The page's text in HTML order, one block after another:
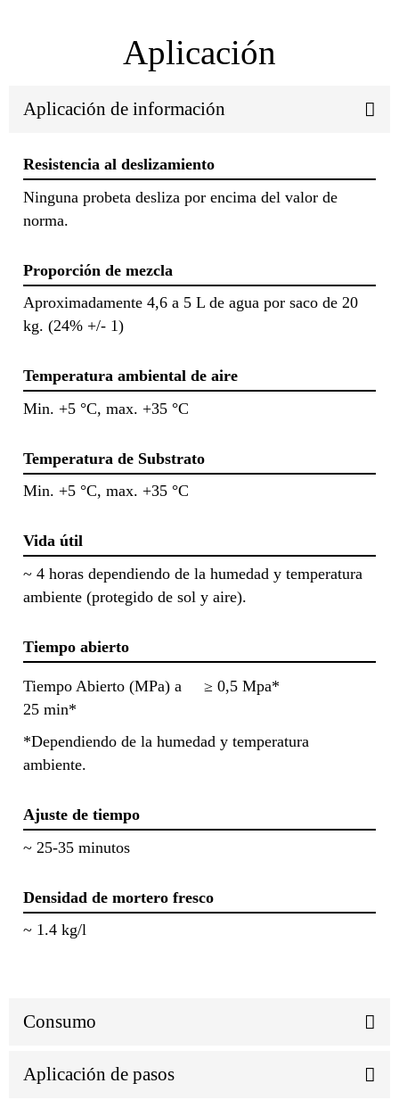
Aplicación
Aplicación de información
Resistencia al deslizamiento
Ninguna probeta desliza por encima del valor de
norma.
Proporción de mezcla
Aproximadamente 4,6 a 5 L de agua por saco de 20
kg. (24% +/- 1)
Temperatura ambiental de aire
Min. +5 °C, max. +35 °C
Temperatura de Substrato
Min. +5 °C, max. +35 °C
Vida útil
~ 4 horas dependiendo de la humedad y temperatura
ambiente (protegido de sol y aire).
Tiempo abierto
Tiempo Abierto (MPa) a
25 min*
≥ 0,5 Mpa*
*Dependiendo de la humedad y temperatura
ambiente.
Ajuste de tiempo
~ 25-35 minutos
Densidad de mortero fresco
~ 1.4 kg/l
Consumo
Aplicación de pasos